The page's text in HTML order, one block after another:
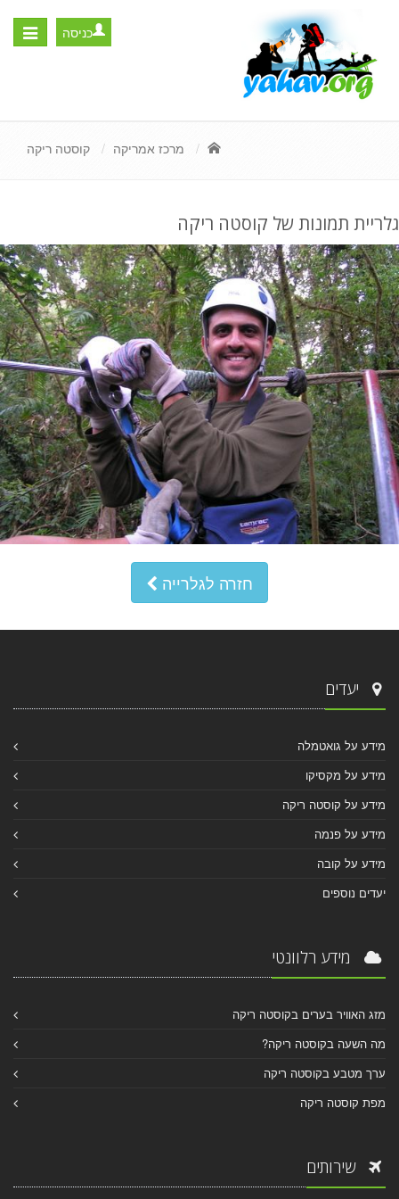
Toggle
כניסה
מרכז אמריקה קוסטה ריקה
גלריית תמונות של קוסטה ריקה
חזרה לגלרייה
יעדים
מידע על גואטמלה
מידע על מקסיקו
מידע על קוסטה ריקה
מידע על פנמה
מידע על קובה
יעדים נוספים
מידע רלוונטי
מזג האוויר בערים בקוסטה ריקה
מה השעה בקוסטה ריקה?
ערך מטבע בקוסטה ריקה
מפת קוסטה ריקה
שירותים